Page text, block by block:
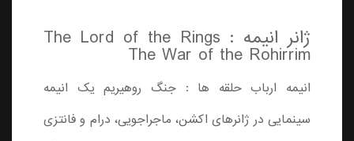
ژانر انیمه The Lord of the Rings :
The War of the Rohirrim
انیمه ارباب حلقه ها : جنگ روهیریم یک انیمه
سینمایی در ژانرهای اکشن، ماجراجویی، درام و فانتزی